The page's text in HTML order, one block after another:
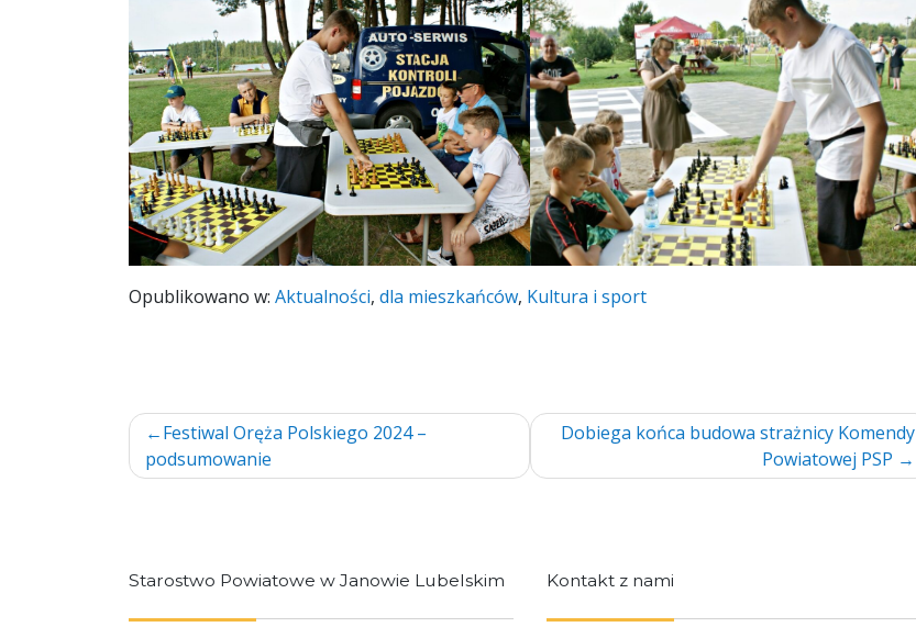
Opublikowano w: Aktualności, dla mieszkańców, Kultura i sport
Nawigacja
wpisu
Festiwal Oręża Polskiego 2024 –
podsumowanie
Dobiega końca budowa strażnicy Komendy
Powiatowej PSP
Starostwo Powiatowe w Janowie Lubelskim Kontakt z nami